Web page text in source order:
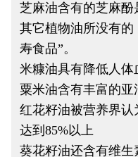
芝麻油含有的芝麻
其它植物油所没有的
寿食品”。
米糠油具有降低人体
粟米油含有丰富的亚
红花籽油被营养界
达到85%以上
葵花籽油还含有维